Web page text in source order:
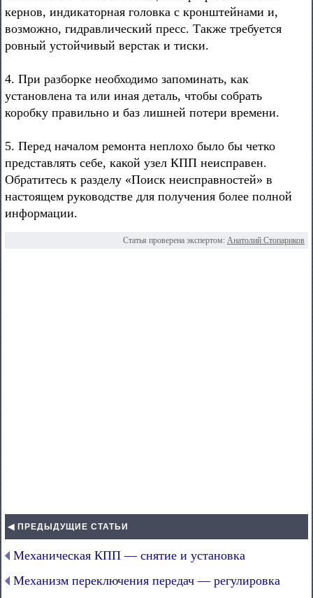
кернов, индикаторная головка с кронштейнами и,
возможно, гидравлический пресс. Также требуется
ровный устойчивый верстак и тиски.
4. При разборке необходимо запоминать, как
установлена та или иная деталь, чтобы собрать
коробку правильно и баз лишней потери времени.
5. Перед началом ремонта неплохо было бы четко
представлять себе, какой узел КПП неисправен.
Обратитесь к разделу «Поиск неисправностей» в
настоящем руководстве для получения более полной
информации.
Статья проверена экспертом: Анатолий Стопариков
◀ ПРЕДЫДУЩИЕ СТАТЬИ
Механическая КПП — снятие и установка
Механизм переключения передач — регулировка